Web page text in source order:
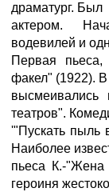
драматург. Был
актером.
водевилей и
Первая
факел" (1922). В
высмеивались
театров".
'"Пускать пыль
Наиболее
пьеса К.-"Жена
героиня жестоко